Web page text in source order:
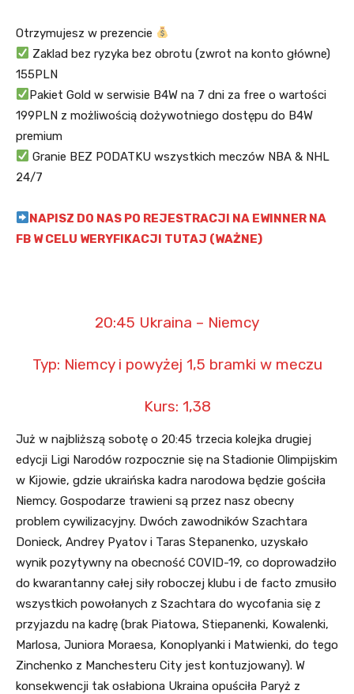
Otrzymujesz w prezencie
Zaklad bez ryzyka bez obrotu (zwrot na konto główne)
155PLN
Pakiet Gold w serwisie B4W na 7 dni za free o wartości
199PLN z możliwością dożywotniego dostępu do B4W
premium
Granie BEZ PODATKU wszystkich meczów NBA & NHL
24/7
NAPISZ DO NAS PO REJESTRACJI NA EWINNER NA
FB W CELU WERYFIKACJI TUTAJ (WAŻNE)
20:45 Ukraina – Niemcy
Typ: Niemcy i powyżej 1,5 bramki w meczu
Kurs: 1,38
Już w najbliższą sobotę o 20:45 trzecia kolejka drugiej
edycji Ligi Narodów rozpocznie się na Stadionie Olimpijskim
w Kijowie, gdzie ukraińska kadra narodowa będzie gościła
Niemcy. Gospodarze trawieni są przez nasz obecny
problem cywilizacyjny. Dwóch zawodników Szachtara
Donieck, Andrey Pyatov i Taras Stepanenko, uzyskało
wynik pozytywny na obecność COVID-19, co doprowadziło
do kwarantanny całej siły roboczej klubu i de facto zmusiło
wszystkich powołanych z Szachtara do wycofania się z
przyjazdu na kadrę (brak Piatowa, Stiepanenki, Kowalenki,
Marlosa, Juniora Moraesa, Konoplyanki i Matwienki, do tego
Zinchenko z Manchesteru City jest kontuzjowany). W
konsekwencji tak osłabiona Ukraina opuściła Paryż z